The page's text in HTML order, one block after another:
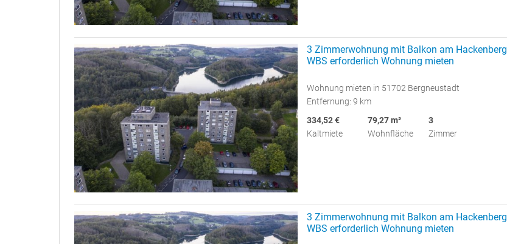
3 Zimmerwohnung mit Balkon am Hackenberg
WBS erforderlich Wohnung mieten
Wohnung mieten in 51702 Bergneustadt
Entfernung: 9 km
334,52 €
Kaltmiete
79,27 m²
Wohnfläche
3
Zimmer
3 Zimmerwohnung mit Balkon am Hackenberg
WBS erforderlich Wohnung mieten